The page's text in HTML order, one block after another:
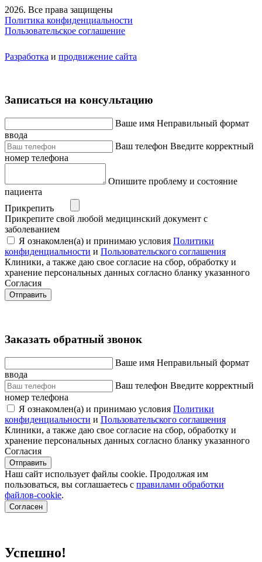
2026. Все права защищены
Политика конфиденциальности
Пользовательское соглашение
Разработка и продвижение сайта
Записаться на консультацию
Ваше имя Неправильный формат
ввода
Ваш телефон Введите корректный
номер телефона
Опишите проблему и состояние
пациента
Прикрепить
Прикрепите свой любой медицинский документ с
заболеванием
Я ознакомлен(а) и принимаю условия Политики
конфиденциальности и Пользовательского соглашения
Клиники, а также даю свое согласие на сбор, обработку и
хранение персональных данных согласно бланку указанного
Согласия
Отправить
Заказать обратный звонок
Ваше имя Неправильный формат
ввода
Ваш телефон Введите корректный
номер телефона
Я ознакомлен(а) и принимаю условия Политики
конфиденциальности и Пользовательского соглашения
Клиники, а также даю свое согласие на сбор, обработку и
хранение персональных данных согласно бланку указанного
Согласия
Отправить
Наш сайт использует файлы cookie. Продолжая им
пользоваться, вы соглашаетесь c правилами обработки
файлов-cookie.
Согласен
Успешно!